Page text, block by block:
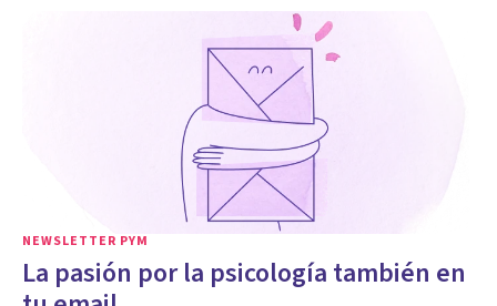
NEWSLETTER PYM
La pasión por la psicología también en